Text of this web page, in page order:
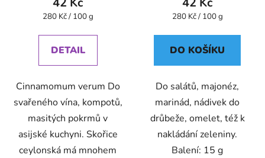
Měrná
280 Kč / 100 g
DETAIL
Cinnamomum verum Do
svařeného vína, kompotů,
masitých pokrmů v
asijské kuchyni. Skořice
ceylonská má mnohem
Měrná
280 Kč / 100 g
DO KOŠÍKU
Do salátů, majonéz,
marinád, nádivek do
drůbeže, omelet, též k
nakládání zeleniny.
Balení: 15 g